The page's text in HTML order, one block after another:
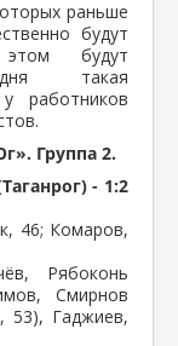
раньше
будут
будут
такая
работников
Группа 2.
- 1:2
46; Комаров,
Рябоконь
Смирнов
53), Гаджиев,